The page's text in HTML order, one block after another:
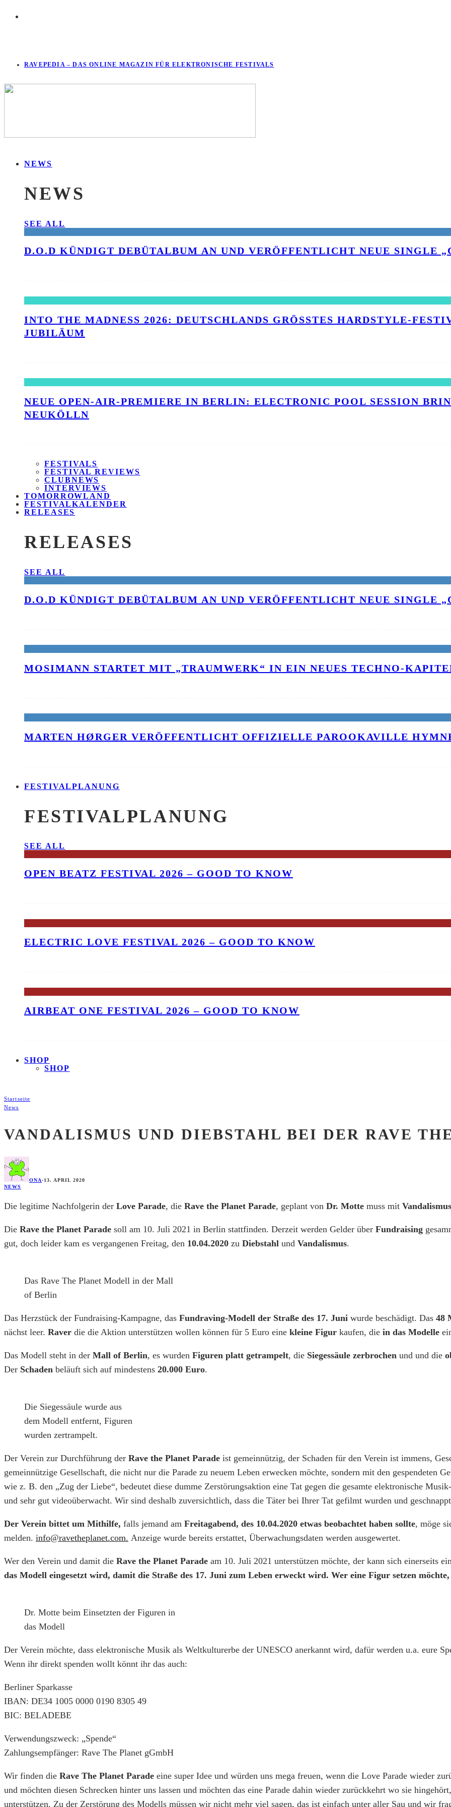
RAVEPEDIA – DAS ONLINE MAGAZIN FÜR ELEKTRONISCHE FESTIVALS
NEWS
NEWS
SEE ALL
D.O.D KÜNDIGT DEBÜTALBUM AN UND VERÖFFENTLICHT NEUE SINGLE
INTO THE MADNESS 2026: DEUTSCHLANDS GRÖSSTES HARDSTYLE-
UBILÄUM
NEUE OPEN-AIR-PREMIERE IN BERLIN: ELECTRONIC POOL SESSION
NEUKÖLLN
FESTIVALS
FESTIVAL REVIEWS
CLUBNEWS
INTERVIEWS
TOMORROWLAND
FESTIVALKALENDER
RELEASES
RELEASES
SEE ALL
D.O.D KÜNDIGT DEBÜTALBUM AN UND VERÖFFENTLICHT NEUE SINGLE
MOSIMANN STARTET MIT „TRAUMWERK“ IN EIN NEUES TECHNO-
MARTEN HØRGER VERÖFFENTLICHT OFFIZIELLE PAROOKAVILLE
FESTIVALPLANUNG
FESTIVALPLANUNG
SEE ALL
OPEN BEATZ FESTIVAL 2026 – GOOD TO KNOW
ELECTRIC LOVE FESTIVAL 2026 – GOOD TO KNOW
AIRBEAT ONE FESTIVAL 2026 – GOOD TO KNOW
SHOP
SHOP
Startseite
News
VANDALISMUS UND DIEBSTAHL BEI DER RAVE
ONA·13. APRIL 2020
NEWS
Die legitime Nachfolgerin der Love Parade, die Rave the Planet Parade, geplant von Dr. Motte muss mit Vandalismus
Die Rave the Planet Parade soll am 10. Juli 2021 in Berlin stattfinden. Derzeit werden Gelder über Fundraising
gut, doch leider kam es vergangenen Freitag, den 10.04.2020 zu Diebstahl und Vandalismus.
Das Rave The Planet Modell in der Mall
of Berlin
Das Herzstück der Fundraising-Kampagne, das Fundraving-Modell der Straße des 17. Juni wurde beschädigt. Das 48
nächst leer. Raver die die Aktion unterstützen wollen können für 5 Euro eine kleine Figur kaufen, die in das Modelle
Das Modell steht in der Mall of Berlin, es wurden Figuren platt getrampelt, die Siegessäule zerbrochen und und die
Der Schaden beläuft sich auf mindestens 20.000 Euro.
Die Siegessäule wurde aus
dem Modell entfernt, Figuren
wurden zertrampelt.
Der Verein zur Durchführung der Rave the Planet Parade ist gemeinnützig, der Schaden für den Verein ist immens,
gemeinnützige Gesellschaft, die nicht nur die Parade zu neuem Leben erwecken möchte, sondern mit den gespendeten
wie z. B. den „Zug der Liebe“, bedeutet diese dumme Zerstörungsaktion eine Tat gegen die gesamte elektronische
und sehr gut videoüberwacht. Wir sind deshalb zuversichtlich, dass die Täter bei Ihrer Tat gefilmt wurden und
Der Verein bittet um Mithilfe, falls jemand am Freitagabend, des 10.04.2020 etwas beobachtet haben sollte, möge
melden. info@ravetheplanet.com. Anzeige wurde bereits erstattet, Überwachungsdaten werden ausgewertet.
Wer den Verein und damit die Rave the Planet Parade am 10. Juli 2021 unterstützen möchte, der kann sich einerseits
das Modell eingesetzt wird, damit die Straße des 17. Juni zum Leben erweckt wird. Wer eine Figur setzen möchte,
Dr. Motte beim Einsetzten der Figuren in
das Modell
Der Verein möchte, dass elektronische Musik als Weltkulturerbe der UNESCO anerkannt wird, dafür werden u.a. eure
Wenn ihr direkt spenden wollt könnt ihr das auch:
Berliner Sparkasse
IBAN: DE34 1005 0000 0190 8305 49
BIC: BELADEBE
Verwendungszweck: „Spende“
Zahlungsempfänger: Rave The Planet gGmbH
Wir finden die Rave The Planet Parade eine super Idee und würden uns mega freuen, wenn die Love Parade wieder
und möchten diesen Schrecken hinter uns lassen und möchten das eine Parade dahin wieder zurückkehrt wo sie
unterstützen. Zu der Zerstörung des Modells müssen wir nicht mehr viel sagen, das ist einfach unter aller Sau und wir